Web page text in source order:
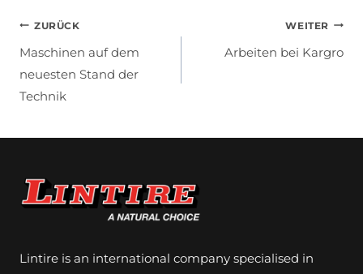
Beitragsnavigation
ZURÜCK
Maschinen auf dem
neuesten Stand der
Technik
WEITER
Arbeiten bei Kargro
Lintire is an international company specialised in